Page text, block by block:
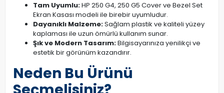
Tam Uyumlu:HP 250 G4, 250 G5 Cover ve Bezel Set
Ekran Kasası modeli ile birebir uyumludur.
Dayanıklı Malzeme:Sağlam plastik ve kaliteli yüzey
kaplaması ile uzun ömürlü kullanım sunar.
Şık ve Modern Tasarım:Bilgisayarınıza yenilikçi ve
estetik bir görünüm kazandırır.
Neden Bu Ürünü